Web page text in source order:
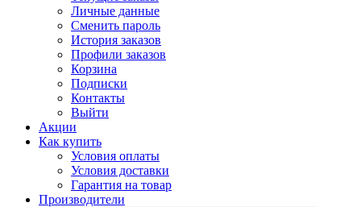
Личные данные
Сменить пароль
История заказов
Профили заказов
Корзина
Подписки
Контакты
Выйти
Акции
Как купить
Условия оплаты
Условия доставки
Гарантия на товар
Производители